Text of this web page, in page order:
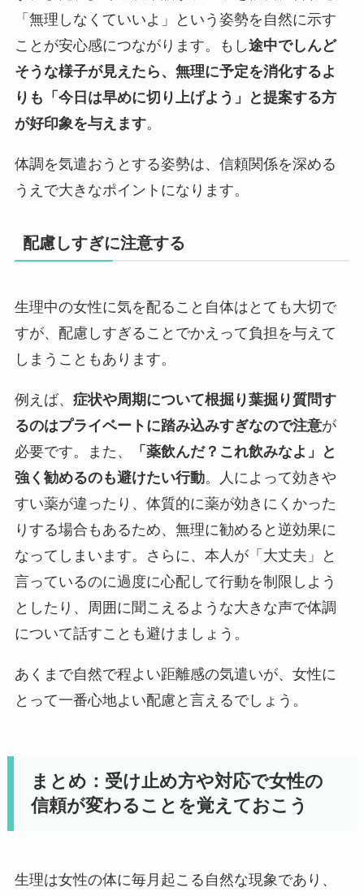
「無理しなくていいよ」という姿勢を自然に示す
ことが安心感につながります。もし途中でしんど
そうな様子が見えたら、無理に予定を消化するよ
りも「今日は早めに切り上げよう」と提案する方
が好印象を与えます。
体調を気遣おうとする姿勢は、信頼関係を深める
うえで大きなポイントになります。
配慮しすぎに注意する
生理中の女性に気を配ること自体はとても大切で
すが、配慮しすぎることでかえって負担を与えて
しまうこともあります。
例えば、 症状や周期について根掘り葉掘り質問す
るのはプライベートに踏み込みすぎなので注意が
必要です。また、
「薬飲んだ？これ飲みなよ」と
強く勧めるのも避けたい行動。人によって効きや
すい薬が違ったり、体質的に薬が効きにくかった
りする場合もあるため、無理に勧めると逆効果に
なってしまいます。さらに、本人が「大丈夫」と
言っているのに過度に心配して行動を制限しよう
としたり、周囲に聞こえるような大きな声で体調
について話すことも避けましょう。
あくまで自然で程よい距離感の気遣いが、女性に
とって一番心地よい配慮と言えるでしょう。
まとめ：受け止め方や対応で女性の
信頼が変わることを覚えておこう
生理は女性の体に毎月起こる自然な現象であり、